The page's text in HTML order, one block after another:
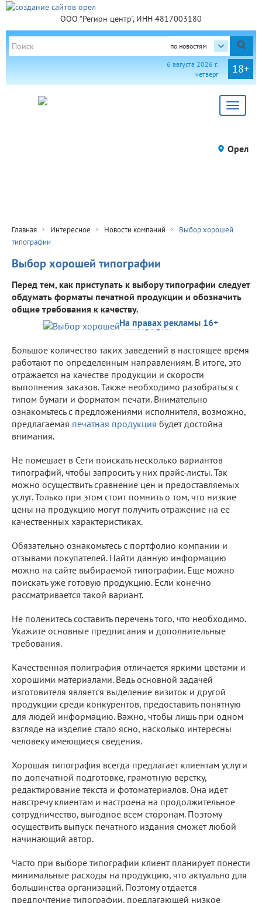
ООО "Регион центр", ИНН 4817003180
по новостям
18+
6 августа 2026 г.
четверг
Toggle
Орел
Главная Интересное Новости компаний
Выбор хорошей
типографии
Выбор хорошей типографии
Перед тем, как приступать к выбору типографии следует
обдумать форматы печатной продукции и обозначить
общие требования к качеству.
На правах рекламы 16+
Большое количество таких заведений в настоящее время
работают по определенным направлениям. В итоге, это
отражается на качестве продукции и скорости
выполнения заказов. Также необходимо разобраться с
типом бумаги и форматом печати. Внимательно
ознакомьтесь с предложениями исполнителя, возможно,
предлагаемая печатная продукция будет достойна
внимания.
Не помешает в Сети поискать несколько вариантов
типографий, чтобы запросить у них прайс-листы. Так
можно осуществить сравнение цен и предоставляемых
услуг. Только при этом стоит помнить о том, что низкие
цены на продукцию могут получить отражение на ее
качественных характеристиках.
Обязательно ознакомьтесь с портфолио компании и
отзывами покупателей. Найти данную информацию
можно на сайте выбираемой типографии. Еще можно
поискать уже готовую продукцию. Если конечно
рассматривается такой вариант.
Не поленитесь составить перечень того, что необходимо.
Укажите основные предписания и дополнительные
требования.
Качественная полиграфия отличается яркими цветами и
хорошими материалами. Ведь основной задачей
изготовителя является выделение визиток и другой
продукции среди конкурентов, предоставить понятную
для людей информацию. Важно, чтобы лишь при одном
взгляде на изделие стало ясно, насколько интересны
человеку имеющиеся сведения.
Хорошая типография всегда предлагает клиентам услуги
по допечатной подготовке, грамотную верстку,
редактирование текста и фотоматериалов. Она идет
навстречу клиентам и настроена на продолжительное
сотрудничество, выгодное всем сторонам. Поэтому
осуществить выпуск печатного издания сможет любой
начинающий автор.
Часто при выборе типографии клиент планирует понести
минимальные расходы на продукцию, что актуально для
большинства организаций. Поэтому отдается
предпочтение типографии, предлагающей низкое